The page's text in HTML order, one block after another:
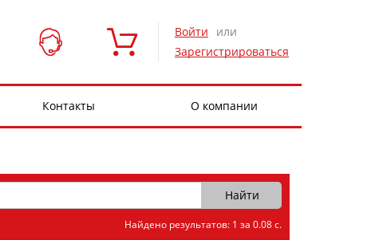
Войти
или
Зарегистрироваться
Контакты О компании
Найдено результатов: 1 за 0.08 с.